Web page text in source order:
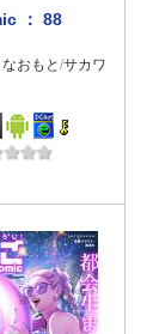
： 88
おもと /サカワ
ク